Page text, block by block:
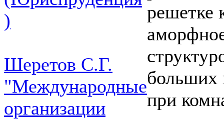
)
Шеретов С.Г.
"Международные
организации
решетке
больших
при